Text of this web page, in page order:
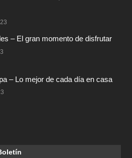
– El gran momento de disfrutar
– Lo mejor de cada día en casa